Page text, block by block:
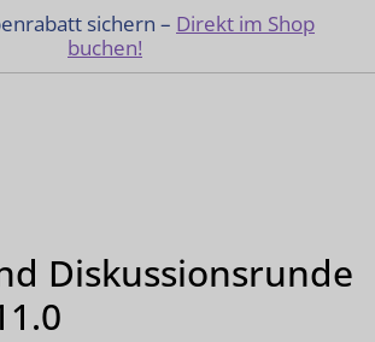
sichern – Direkt im Shop
buchen!
Diskussionsrunde